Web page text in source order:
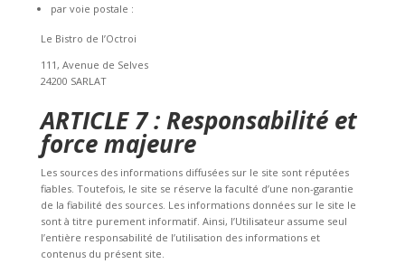
par voie postale :
Le Bistro de l’Octroi
111, Avenue de Selves
24200 SARLAT
ARTICLE 7 : Responsabilité et
force majeure
Les sources des informations diffusées sur le site sont réputées
fiables. Toutefois, le site se réserve la faculté d’une non-garantie
de la fiabilité des sources. Les informations données sur le site le
sont à titre purement informatif. Ainsi, l’Utilisateur assume seul
l’entière responsabilité de l’utilisation des informations et
contenus du présent site.